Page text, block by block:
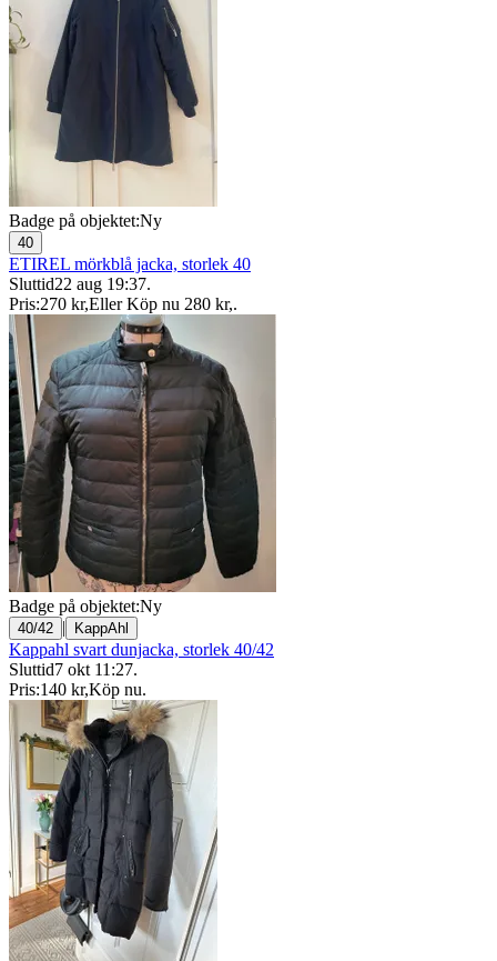
Badge på objektet:Ny
40
ETIREL mörkblå jacka, storlek 40
Sluttid22 aug 19:37.
Pris:270 kr,Eller Köp nu 280 kr,.
Badge på objektet:Ny
40/42 | KappAhl
Kappahl svart dunjacka, storlek 40/42
Sluttid7 okt 11:27.
Pris:140 kr,Köp nu.